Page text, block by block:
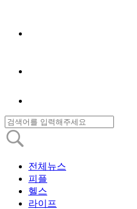
전체뉴스
피플
헬스
라이프